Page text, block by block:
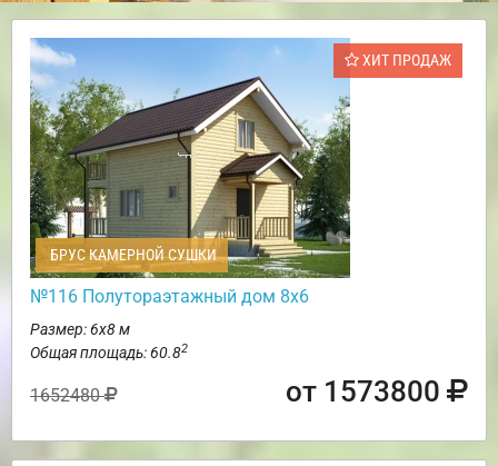
ХИТ ПРОДАЖ
БРУС КАМЕРНОЙ СУШКИ
№116 Полутораэтажный дом 8х6
Размер: 6х8 м
Общая площадь: 60.82
1652480 от 1573800